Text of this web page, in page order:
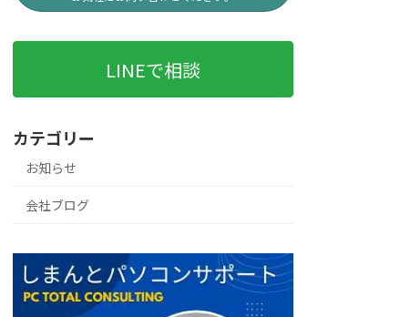
LINEで相談
カテゴリー
お知らせ
会社ブログ